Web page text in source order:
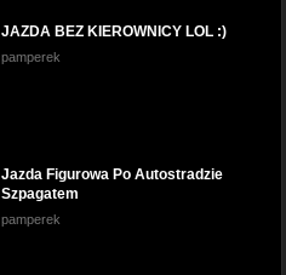
JAZDA BEZ KIEROWNICY LOL :)
pamperek
Jazda Figurowa Po Autostradzie
Szpagatem
pamperek